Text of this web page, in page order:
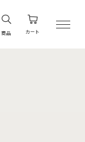
商品 カート